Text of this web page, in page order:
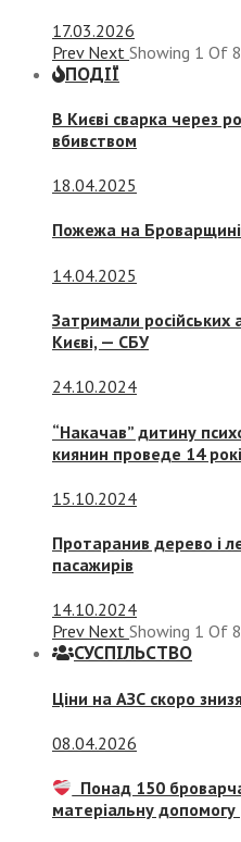
17.03.2026
Prev Next Showing 1 Of
ПОДІЇ
В Києві сварка через
вбивством
18.04.2025
Пожежа на
14.04.2025
Затримали російських
Києві, — СБУ
24.10.2024
“Накачав” дитину
киянин проведе 14
15.10.2024
Протаранив дерево і
пасажирів
14.10.2024
Prev Next Showing 1 Of
СУСПIЛЬСТВО
Ціни на АЗС скоро
08.04.2026
Понад 150
матеріальну допомогу